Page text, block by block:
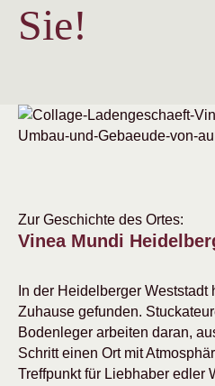
Sie!
Zur Geschichte des Ortes:
Vinea Mundi
In der Heidelberger
Zuhause gefunden.
Bodenleger arbeiten daran,
Schritt einen Ort mit
Treffpunkt für Liebhaber edler